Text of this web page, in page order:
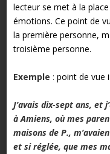
lecteur se met à la
émotions. Ce point de
la première personne,
troisième personne.
Exemple : point de vue
J’avais dix-sept ans, et
à Amiens, où mes
maisons de P.,
et si réglée, que mes